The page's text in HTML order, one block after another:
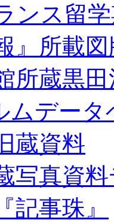
ンス留
』所載
所蔵黒
ムデータ
蔵資料
写真資
記事珠』